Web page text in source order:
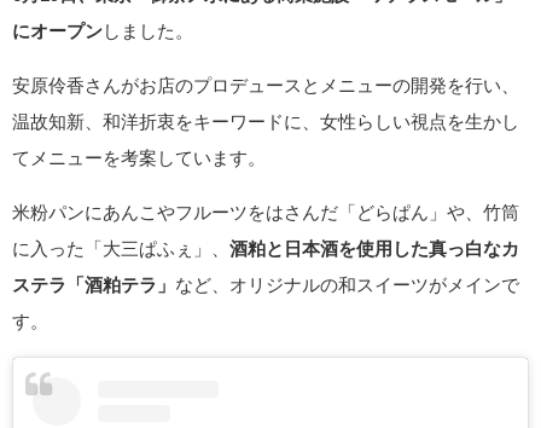
にオープン しました。
安原伶香さんがお店のプロデュースとメニューの開発を行い、
温故知新、和洋折衷をキーワードに、女性らしい視点を生かし
てメニューを考案しています。
米粉パンにあんこやフルーツをはさんだ「どらぱん」や、竹筒
に入った「大三ぱふぇ」、 酒粕と日本酒を使用した真っ白なカ
ステラ「酒粕テラ」 など、オリジナルの和スイーツがメインで
す。